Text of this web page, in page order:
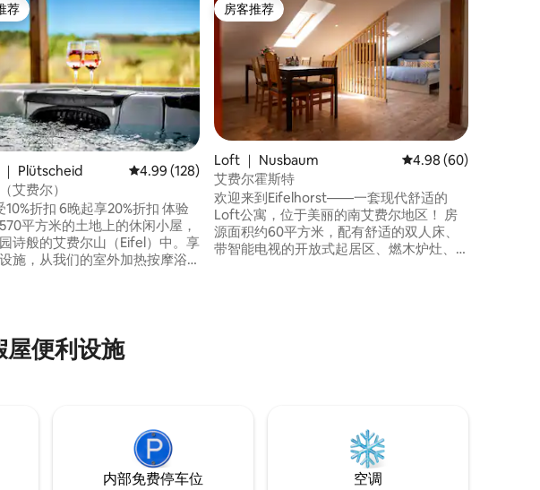
分），共 277 条评价
客推荐」
荐
｜ Plütscheid 平均评分 4.99 分（满分 5 分），共 128 条评价
4.99 (128)
艾费尔）
折扣 6晚起享20%折扣 体验
平方米的土地上的休闲小屋，
诗般的艾费尔山（Eifel）中。享
施，从我们的室外加热按摩浴
放松。
房客推荐
房客推荐
Loft ｜ Nusbaum 平均评分 4.98 分（满
4.98 (60)
艾费尔霍斯特
欢迎来到Eifelhorst——一套现代舒适的
Loft公寓，位于美丽的南艾费尔地区！ 房
源面积约60平方米，配有舒适的双人床、
带智能电视的开放式起居区、燃木炉灶、
便利设施
内部免费停车位 空调